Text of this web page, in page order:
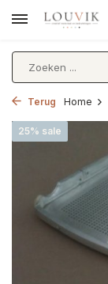
Terug Home
25% sale